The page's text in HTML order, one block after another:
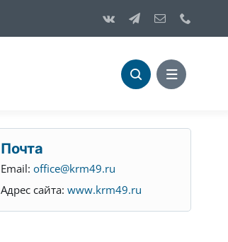
Почта
Email: office@krm49.ru
Адрес сайта: www.krm49.ru